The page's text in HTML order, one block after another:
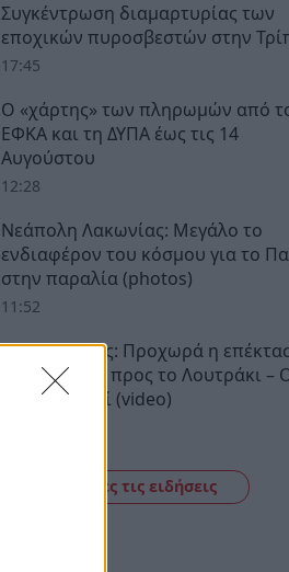
Συγκέντρωση διαμαρτυρίας των
εποχικών πυροσβεστών στην
17:45
Ο «χάρτης» των πληρωμών από
ΕΦΚΑ και τη ΔΥΠΑ έως τις 14
Αυγούστου
12:28
Νεάπολη Λακωνίας: Μεγάλο το
ενδιαφέρον του κόσμου για το
στην παραλία (photos)
11:52
Προαστιακός: Προχωρά η
της γραμμής προς το Λουτράκι –
νέοι σταθμοί (video)
Δείτε όλες τις ειδήσεις